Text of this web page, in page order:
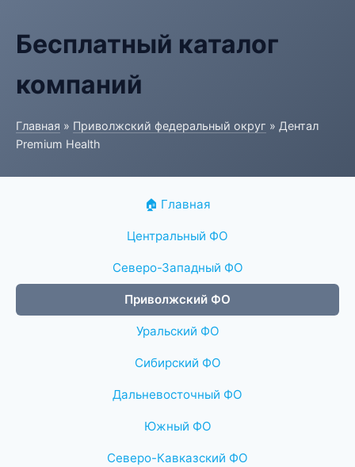
Бесплатный каталог
компаний
Главная » Приволжский федеральный округ » Дентал
Premium Health
🏠 Главная
Центральный ФО
Северо-Западный ФО
Приволжский ФО
Уральский ФО
Сибирский ФО
Дальневосточный ФО
Южный ФО
Северо-Кавказский ФО